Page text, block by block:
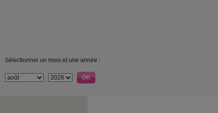
Sélectionner un mois et une année :